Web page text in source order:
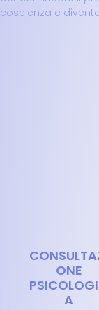
coscienza e
ONE
A